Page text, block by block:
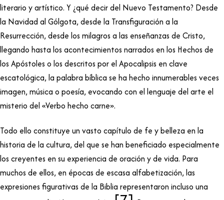
literario y artístico. Y ¿qué decir del Nuevo Testamento? Desde
la Navidad al Gólgota, desde la Transfiguración a la
Resurrección, desde los milagros a las enseñanzas de Cristo,
llegando hasta los acontecimientos narrados en los Hechos de
los Apóstoles o los descritos por el Apocalipsis en clave
escatológica, la palabra bíblica se ha hecho innumerables veces
imagen, música o poesía, evocando con el lenguaje del arte el
misterio del «Verbo hecho carne».
Todo ello constituye un vasto capítulo de fe y belleza en la
historia de la cultura, del que se han beneficiado especialmente
los creyentes en su experiencia de oración y de vida. Para
muchos de ellos, en épocas de escasa alfabetización, las
expresiones figurativas de la Biblia representaron incluso una